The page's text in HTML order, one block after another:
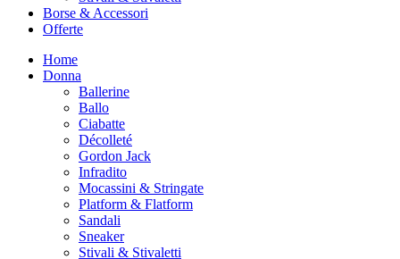
Borse & Accessori
Offerte
Home
Donna
Ballerine
Ballo
Ciabatte
Décolleté
Gordon Jack
Infradito
Mocassini & Stringate
Platform & Flatform
Sandali
Sneaker
Stivali & Stivaletti